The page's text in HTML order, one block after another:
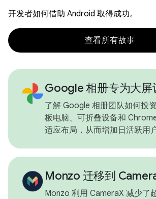
开发者如何借助 Android 取得成功。
查看所有故事
Google 相册专为大屏
了解 Google 相册团队如何投
板电脑、可折叠设备和
适应布局，从而增加日活跃用
Monzo 迁移到
Monzo 利用 CameraX 减少了